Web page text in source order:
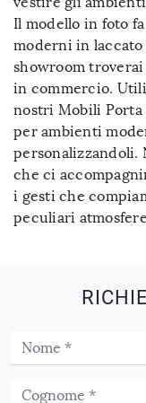
Il modello in foto
moderni in laccato
showroom
in commercio.
nostri Mobili Porta
per ambienti
personalizzandoli.
che ci
i gesti che
peculiari